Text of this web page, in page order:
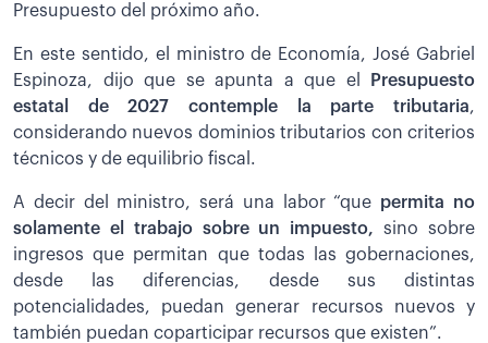
Presupuesto del próximo año.
En este sentido, el ministro de Economía, José Gabriel
Espinoza, dijo que se apunta a que el
Presupuesto
estatal de 2027 contemple la parte tributaria,
considerando nuevos dominios tributarios con criterios
técnicos y de equilibrio fiscal.
A decir del ministro, será una labor “que permita no
solamente el trabajo sobre un impuesto,sino sobre
ingresos que permitan que todas las gobernaciones,
desde las diferencias, desde sus distintas
potencialidades, puedan generar recursos nuevos y
también puedan coparticipar recursos que existen”.